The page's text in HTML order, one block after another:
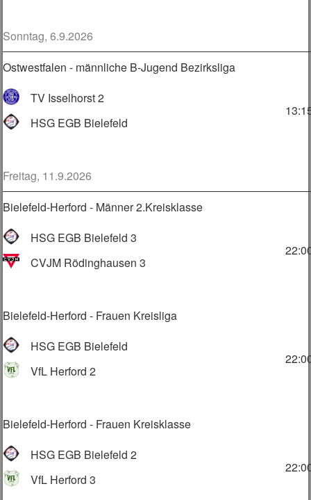
Sonntag, 6.9.2026
Ostwestfalen - männliche B-Jugend Bezirksliga
TV Isselhorst 2
HSG EGB Bielefeld
Freitag, 11.9.2026
Bielefeld-Herford - Männer 2.Kreisklasse
HSG EGB Bielefeld 3
CVJM Rödinghausen 3
Bielefeld-Herford - Frauen Kreisliga
HSG EGB Bielefeld
VfL Herford 2
Bielefeld-Herford - Frauen Kreisklasse
HSG EGB Bielefeld 2
VfL Herford 3